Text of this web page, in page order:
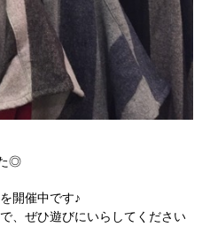
◎
開催中です♪
、ぜひ遊びにいらしてください